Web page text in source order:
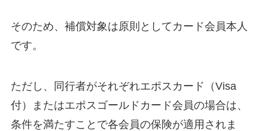
そのため、補償対象は原則としてカード会員本人
です。
ただし、同行者がそれぞれエポスカード（Visa
付）またはエポスゴールドカード会員の場合は、
条件を満たすことで各会員の保険が適用されま